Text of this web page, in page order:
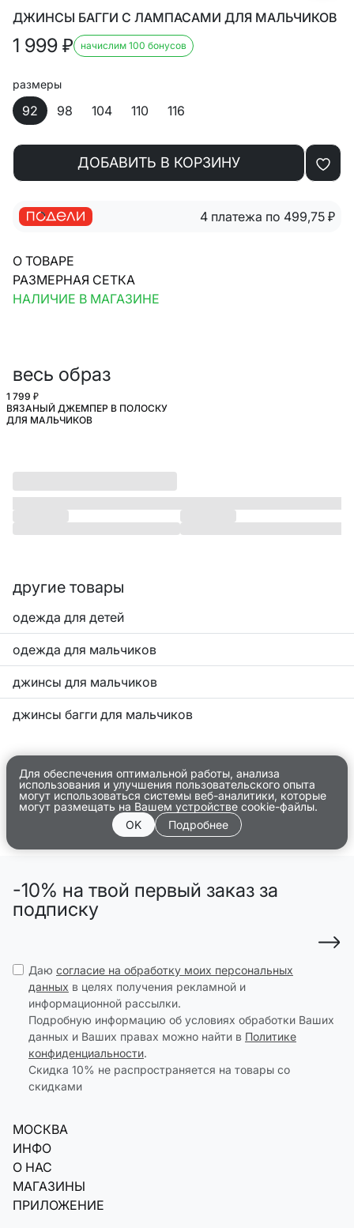
ДЖИНСЫ БАГГИ С ЛАМПАСАМИ ДЛЯ МАЛЬЧИКОВ
1 999 ₽ начислим 100 бонусов
размеры
92 98 104 110 116
ДОБАВИТЬ В КОРЗИНУ
4 платежа по 499,75 ₽
О ТОВАРЕ
РАЗМЕРНАЯ СЕТКА
НАЛИЧИЕ В МАГАЗИНЕ
весь образ
1 799 ₽
ВЯЗАНЫЙ ДЖЕМПЕР В ПОЛОСКУ
ДЛЯ МАЛЬЧИКОВ
другие товары
одежда для детей
одежда для мальчиков
джинсы для мальчиков
джинсы багги для мальчиков
Для обеспечения оптимальной работы, анализа
использования и улучшения пользовательского опыта
могут использоваться системы веб-аналитики, которые
могут размещать на Вашем устройстве cookie-файлы.
OK
Подробнее
-10% на твой первый заказ за
подписку
Даю согласие на обработку моих персональных
данных в целях получения рекламной и
информационной рассылки.
Подробную информацию об условиях обработки Ваших
данных и Ваших правах можно найти в Политике
конфиденциальности.
Скидка 10% не распространяется на товары со
скидками
МОСКВА
ИНФО
О НАС
МАГАЗИНЫ
ПРИЛОЖЕНИЕ